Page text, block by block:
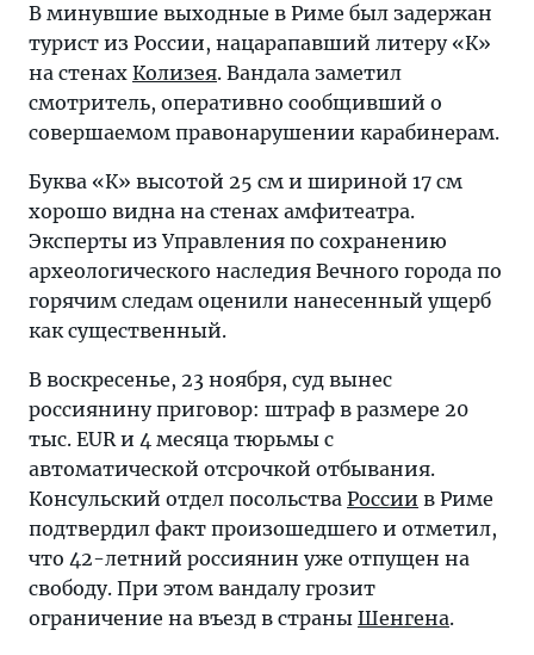
В минувшие выходные в Риме был задержан
турист из России, нацарапавший литеру «К»
на стенах Колизея. Вандала заметил
смотритель, оперативно сообщивший о
совершаемом правонарушении карабинерам.
Буква «К» высотой 25 см и шириной 17 см
хорошо видна на стенах амфитеатра.
Эксперты из Управления по сохранению
археологического наследия Вечного города по
горячим следам оценили нанесенный ущерб
как существенный.
В воскресенье, 23 ноября, суд вынес
россиянину приговор: штраф в размере 20
тыс. EUR и 4 месяца тюрьмы с
автоматической отсрочкой отбывания.
Консульский отдел посольства России в Риме
подтвердил факт произошедшего и отметил,
что 42-летний россиянин уже отпущен на
свободу. При этом вандалу грозит
ограничение на въезд в страны Шенгена.